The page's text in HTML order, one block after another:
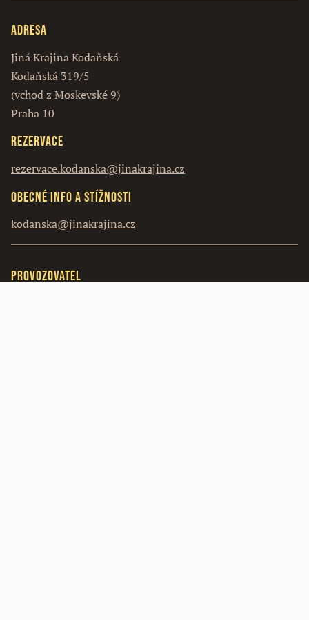
Adresa
Jiná Krajina Kodaňská
Kodaňská 319/5
(vchod z Moskevské 9)
Praha 10
Rezervace
rezervace.kodanska@jinakrajina.cz
Obecné info a stížnosti
kodanska@jinakrajina.cz
Provozovatel